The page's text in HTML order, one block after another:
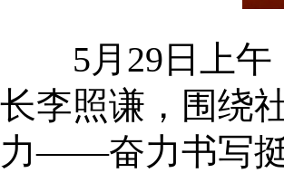
5月29日上午
长李照谦，围绕
力——奋力书写挺